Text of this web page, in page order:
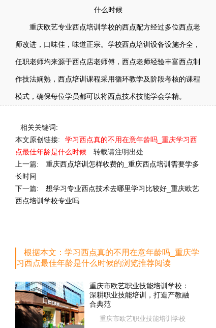
重庆欧艺专业西点培训学校的西点配方经过多位西点老
师改进，口味佳，味道正宗。学校西点培训设备设施齐全，
任职老师均来源于西点店老师傅，西点老师经验丰富西点制
作技法娴熟，西点培训课程采用循环教学及阶段考核的课程
模式，确保每位学员都可以将西点技术技能学会学精。
相关关键词:
本文原创链接:
学习西点真的不用在意年龄吗_重庆学习西
点最佳年龄是什么时候
转载请注明出处
上一篇:
重庆西点培训怎样收费的_重庆西点培训需要学多
长时间
下一篇:
想学习专业西点技术去哪里学习比较好_重庆欧艺
西点培训学校专业吗
根据本文：学习西点真的不用在意年龄吗_重庆学
习西点最佳年龄是什么时候的浏览推荐阅读
重庆市欧艺职业技能培训学校：
深耕职业技能培训，打造产教融
合典范
重庆市欧艺职业技能培训学校